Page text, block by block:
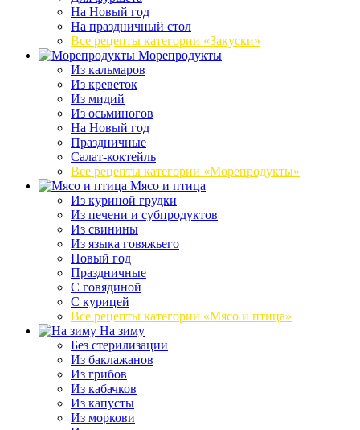
На Новый год
На праздничный стол
Все рецепты категории «Закуски»
Морепродукты
Из кальмаров
Из креветок
Из мидий
Из осьминогов
На Новый год
Праздничные
Салат-коктейль
Все рецепты категории «Морепродукты»
Мясо и птица
Из куриной грудки
Из печени и субпродуктов
Из свинины
Из языка говяжьего
Новый год
Праздничные
С говядиной
С курицей
Все рецепты категории «Мясо и птица»
На зиму
Без стерилизации
Из баклажанов
Из грибов
Из кабачков
Из капусты
Из моркови